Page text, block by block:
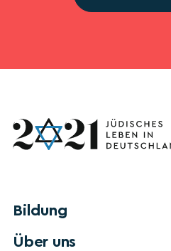
Bildung
Über uns